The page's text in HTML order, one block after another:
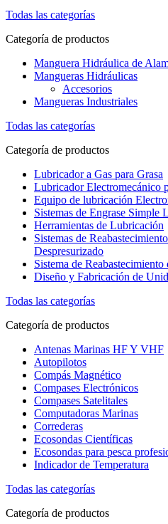
Todas las categorías
Categoría de productos
Manguera Hidráulica de
Mangueras Hidráulicas
Accesorios
Mangueras Industriales
Todas las categorías
Categoría de productos
Lubricador a Gas para Grasa
Lubricador Electromecánico
Equipo de lubricación
Sistemas de Engrase Simple
Herramientas de Lubricación
Sistemas de
Despresurizado
Sistema de
Diseño y Fabricación de
Todas las categorías
Categoría de productos
Antenas Marinas HF Y VHF
Autopilotos
Compás Magnético
Compases Electrónicos
Compases Satelitales
Computadoras Marinas
Correderas
Ecosondas Científicas
Ecosondas para pesca
Indicador de Temperatura
Todas las categorías
Categoría de productos